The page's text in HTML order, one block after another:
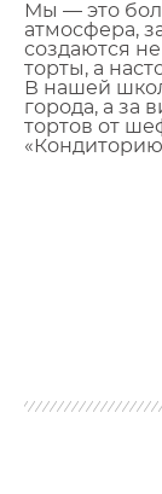
Мы — это
атмосфера,
создаются
торты, а
В нашей
города, а за
тортов от